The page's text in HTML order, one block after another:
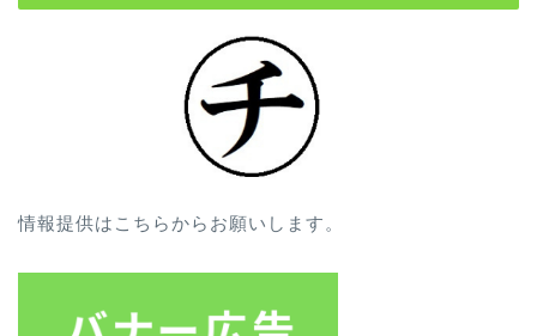
情報提供はこちらからお願いします。